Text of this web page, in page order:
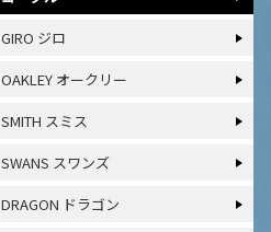
GIRO ジロ
OAKLEY オークリー
SMITH スミス
SWANS スワンズ
DRAGON ドラゴン